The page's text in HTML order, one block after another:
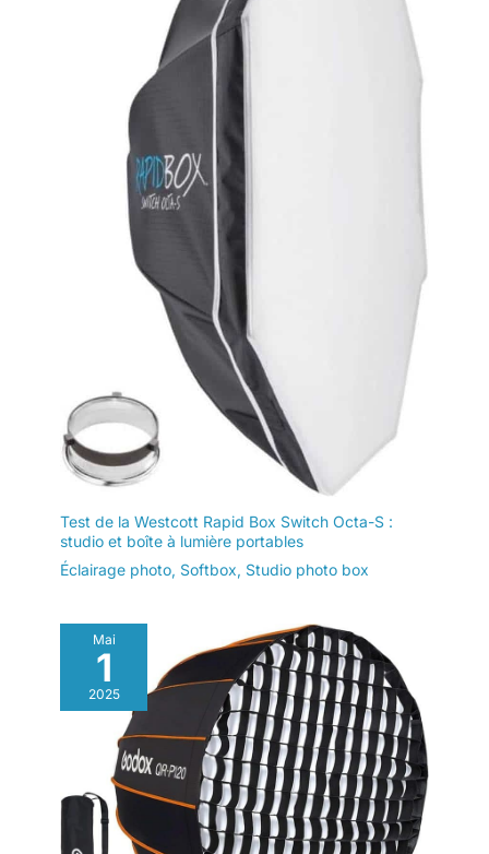
9,5cm, permettant
des changements
faciles entre tous les
en direct/la vente au
Test de la Westcott Rapid Box Switch Octa-S :
studio et boîte à lumière portables
Éclairage photo, Softbox, Studio photo box
Mai
1
2025